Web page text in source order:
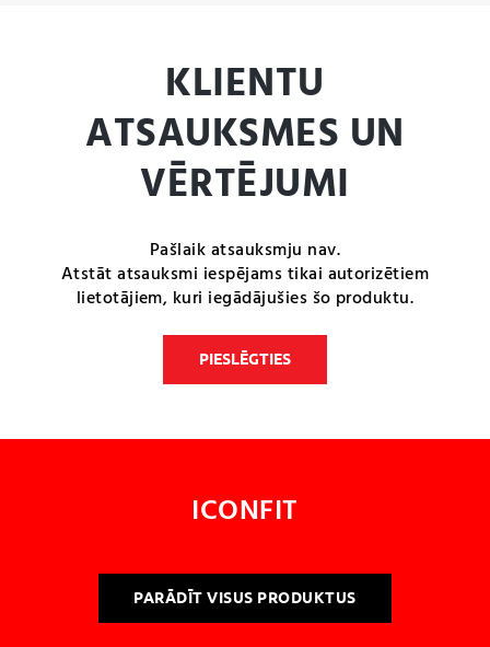
KLIENTU
ATSAUKSMES UN
VĒRTĒJUMI
Pašlaik atsauksmju nav.
Atstāt atsauksmi iespējams tikai autorizētiem
lietotājiem, kuri iegādājušies šo produktu.
PIESLĒGTIES
ICONFIT
PARĀDĪT VISUS PRODUKTUS